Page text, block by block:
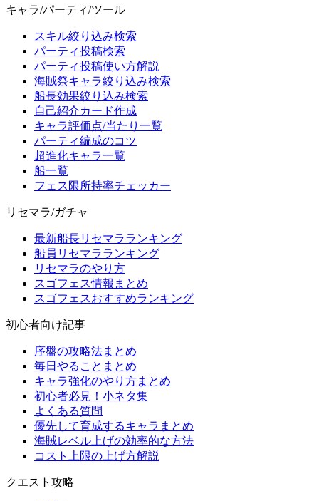
キャラ/パーティ/ツール
スキル絞り込み検索
パーティ投稿検索
パーティ投稿使い方解説
海賊祭キャラ絞り込み検索
船長効果絞り込み検索
自己紹介カード作成
キャラ評価点/当たり一覧
パーティ編成のコツ
超進化キャラ一覧
船一覧
フェス限所持率チェッカー
リセマラ/ガチャ
最新船長リセマラランキング
船員リセマラランキング
リセマラのやり方
スゴフェス情報まとめ
スゴフェスおすすめランキング
初心者向け記事
序盤の攻略法まとめ
毎日やることまとめ
キャラ強化のやり方まとめ
初心者必見！小ネタ集
よくある質問
優先して育成するキャラまとめ
海賊レベル上げの効率的な方法
コスト上限の上げ方解説
クエスト攻略